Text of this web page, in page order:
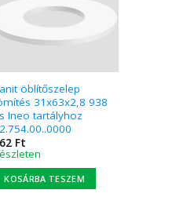
öblítőszelep
31x63x2,8 938
Ineo tartályhoz
Ft
KOSÁRBA TESZEM